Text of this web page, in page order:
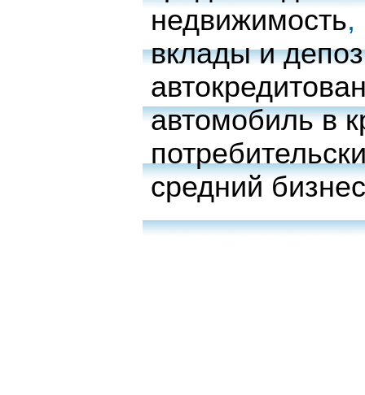
недвижимость,
вклады и
автомобиль в
средний бизнес